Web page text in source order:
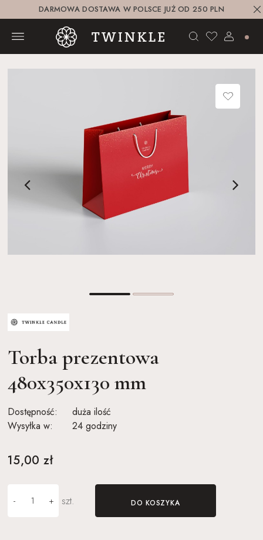
DARMOWA DOSTAWA W POLSCE JUŻ OD 250 PLN
Torba prezentowa
480x350x130 mm
Dostępność:
duża ilość
Wysyłka w:
24 godziny
15,00 zł
+
- szt. DO KOSZYKA